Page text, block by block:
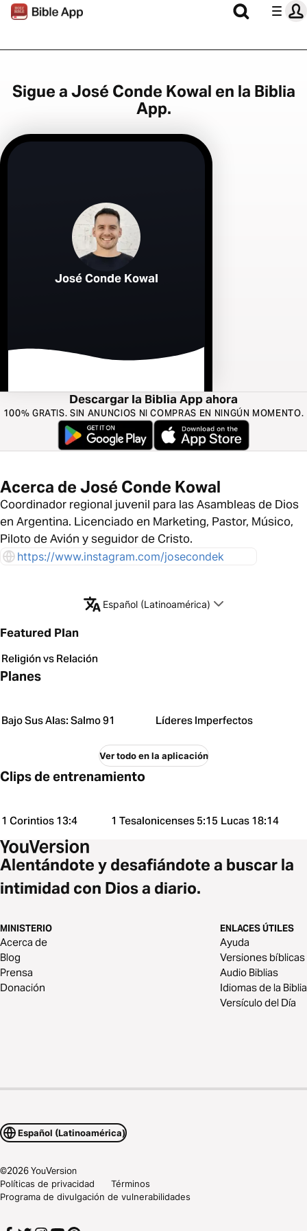
Sigue a José Conde Kowal en la Biblia
App.
José Conde Kowal
Descargar la Biblia App ahora
100% GRATIS. SIN ANUNCIOS NI COMPRAS EN NINGÚN MOMENTO.
Acerca de José Conde Kowal
Coordinador regional juvenil para las Asambleas de Dios
en Argentina. Licenciado en Marketing, Pastor, Músico,
Piloto de Avión y seguidor de Cristo.
https://www.instagram.com/josecondek
Español (Latinoamérica)
Featured Plan
Religión vs Relación
Planes
Bajo Sus Alas: Salmo 91 Líderes Imperfectos
Ver todo en la aplicación
Clips de entrenamiento
1 Corintios 13:4 1 Tesalonicenses 5:15 Lucas 18:14
Alentándote y desafiándote a buscar la
intimidad con Dios a diario.
MINISTERIO
Acerca de
Blog
Prensa
Donación
ENLACES ÚTILES
Ayuda
Versiones bíblicas
Audio Biblias
Idiomas de la Biblia
Versículo del Día
Español (Latinoamérica)
©2026YouVersion
Políticas de privacidad
Términos
Programa de divulgación de vulnerabilidades